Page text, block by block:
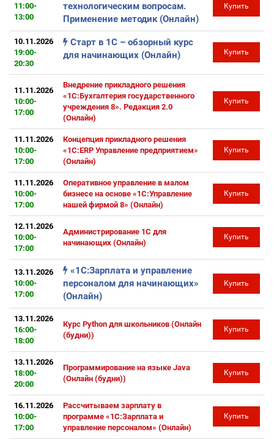
11:00-
13:00
технологическим вопросам.
Применение методик (Онлайн)
Купить
10.11.2026
19:00-
20:30
Старт в 1С – обзорный курс
для начинающих (Онлайн)
Купить
11.11.2026
10:00-
17:00
Внедрение прикладного решения
«1С:Бухгалтерия государственного
учреждения 8». Редакция 2.0
(Онлайн)
Купить
11.11.2026
10:00-
17:00
Концепция прикладного решения
«1С:ERP Управление предприятием»
(Онлайн)
Купить
11.11.2026
10:00-
17:00
Оперативное управление в малом
бизнесе на основе «1С:Управление
нашей фирмой 8» (Онлайн)
Купить
12.11.2026
10:00-
17:00
Администрирование 1С для
начинающих (Онлайн)
Купить
13.11.2026
10:00-
17:00
«1С:Зарплата и управление
персоналом для начинающих»
(Онлайн)
Купить
13.11.2026
16:00-
18:00
Курс Python для школьников (Онлайн
(будни))
Купить
13.11.2026
18:00-
20:00
Программирование на языке Java
(Онлайн (будни))
Купить
16.11.2026
10:00-
17:00
Рассчитываем зарплату в
программе «1С:Зарплата и
управление персоналом» (Онлайн)
Купить